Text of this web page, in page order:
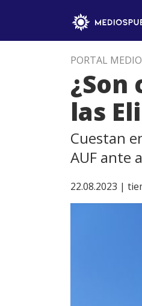
PORTAL
las
Cuestan
AUF ante
22.08.2023 |